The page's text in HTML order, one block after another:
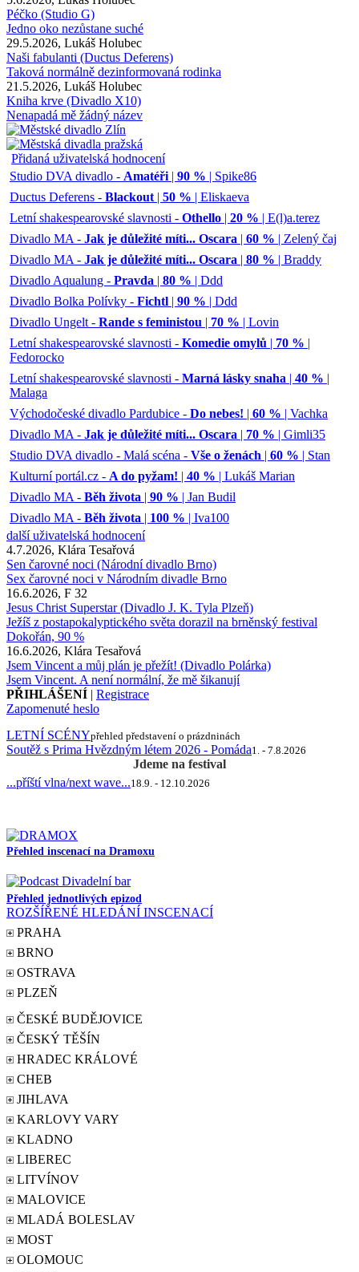
Péčko (Studio G)
Jedno oko nezůstane suché
29.5.2026, Lukáš Holubec
Naši fabulanti (Ductus Deferens)
Taková normálně dezinformovaná rodinka
21.5.2026, Lukáš Holubec
Kniha krve (Divadlo X10)
Nenapadá mě žádný název
Přidaná uživatelská hodnocení
Studio DVA divadlo - Amatéři | 90 % | Spike86
Ductus Deferens - Blackout | 50 % | Eliskaeva
Letní shakespearovské slavnosti - Othello | 20 % | E(l)a.terez
Divadlo MA - Jak je důležité míti... Oscara | 60 % | Zelený čaj
Divadlo MA - Jak je důležité míti... Oscara | 80 % | Braddy
Divadlo Aqualung - Pravda | 80 % | Ddd
Divadlo Bolka Polívky - Fichtl | 90 % | Ddd
Divadlo Ungelt - Rande s feministou | 70 % | Lovin
Letní shakespearovské slavnosti - Komedie omylů | 70 % |
Fedorocko
Letní shakespearovské slavnosti - Marná lásky snaha | 40 % |
Malaga
Východočeské divadlo Pardubice - Do nebes! | 60 % | Vachka
Divadlo MA - Jak je důležité míti... Oscara | 70 % | Gimli35
Studio DVA divadlo - Malá scéna - Vše o ženách | 60 % | Stan
Kulturní portál.cz - A do pyžam! | 40 % | Lukáš Marian
Divadlo MA - Běh života | 90 % | Jan Budil
Divadlo MA - Běh života | 100 % | Iva100
další uživatelská hodnocení
4.7.2026, Klára Tesařová
Sen čarovné noci (Národní divadlo Brno)
Sex čarovné noci v Národním divadle Brno
16.6.2026, F 32
Jesus Christ Superstar (Divadlo J. K. Tyla Plzeň)
Ježíš z postapokalyptického světa dorazil na brněnský festival
Dokořán, 90 %
16.6.2026, Klára Tesařová
Jsem Vincent a můj plán je přežít! (Divadlo Polárka)
Jsem Vincent. A není normální, že mě šikanují
PŘIHLÁŠENÍ | Registrace
Zapomenuté heslo
LETNÍ SCÉNYpřehled představení o prázdninách
Soutěž s Prima Hvězdným létem 2026 - Pomáda1. - 7.8.2026
Jdeme na festival
...příští vlna/next wave...18.9. - 12.10.2026
Přehled inscenací na Dramoxu
Přehled jednotlivých epizod
ROZŠÍŘENÉ HLEDÁNÍ INSCENACÍ
PRAHA
BRNO
OSTRAVA
PLZEŇ
ČESKÉ BUDĚJOVICE
ČESKÝ TĚŠÍN
HRADEC KRÁLOVÉ
CHEB
JIHLAVA
KARLOVY VARY
KLADNO
LIBEREC
LITVÍNOV
MALOVICE
MLADÁ BOLESLAV
MOST
OLOMOUC